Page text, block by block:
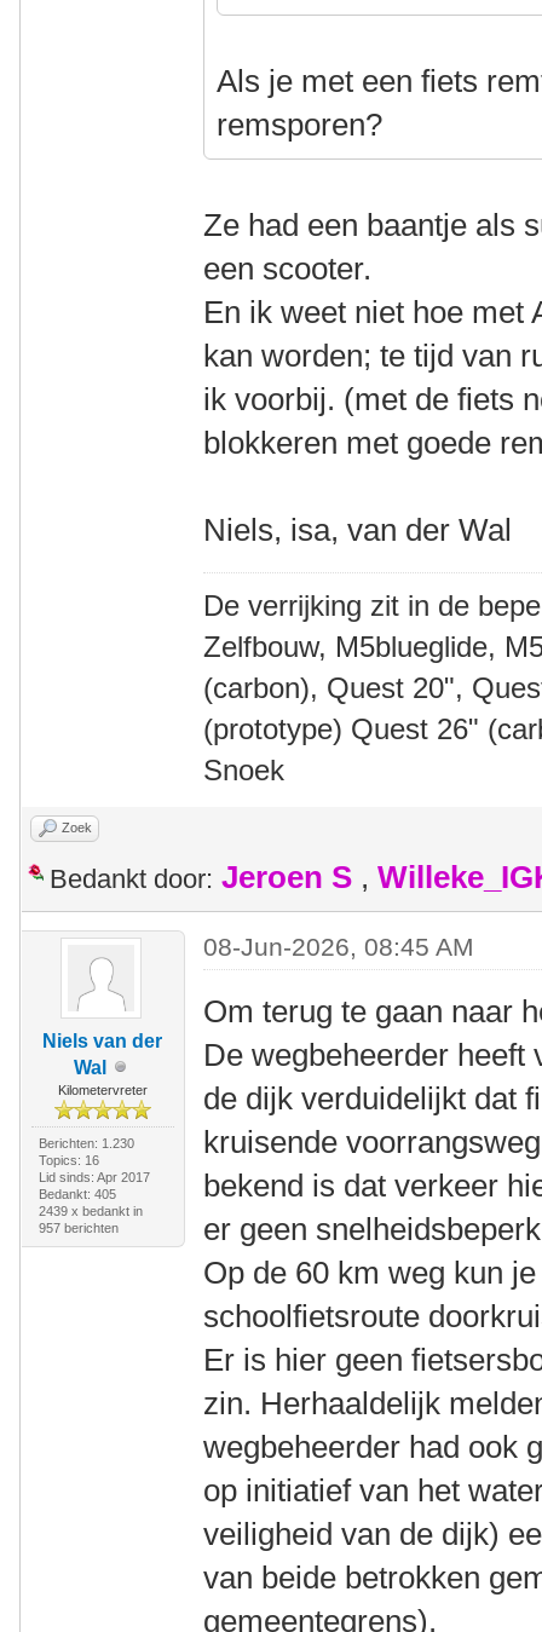
Als je met een fiets
remsporen?
Ze had een baantje als
een scooter.
En ik weet niet hoe met
kan worden; te tijd van
ik voorbij. (met de fiets
blokkeren met goede
Niels, isa, van der Wal
De verrijking zit in de
Zelfbouw, M5blueglide,
(carbon), Quest 20",
(prototype) Quest 26"
Snoek
Zoek
Bedankt door: Jeroen S ,
Niels van der
Wal
Kilometervreter
Berichten: 1.230
Topics: 16
Lid sinds: Apr 2017
Bedankt: 405
2439 x bedankt in
957 berichten
08-Jun-2026, 08:45 AM
Om terug te gaan naar
De wegbeheerder
de dijk verduidelijkt dat
kruisende
bekend is dat verkeer
er geen
Op de 60 km weg kun
schoolfietsroute
Er is hier geen
zin. Herhaaldelijk
wegbeheerder had ook
op initiatief van het
veiligheid van de dijk)
van beide betrokken
gemeentegrens).